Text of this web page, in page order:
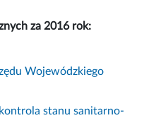
za 2016 rok:
Wojewódzkiego
stanu sanitarno-